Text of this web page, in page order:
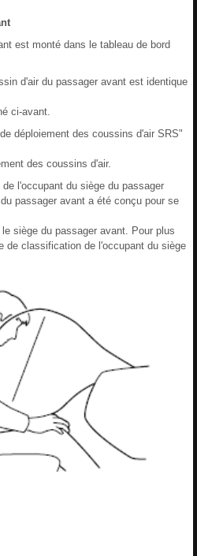
est monté dans le tableau de bord
d'air du passager avant est identique
ci-avant.
déploiement des coussins d'air SRS"
des coussins d'air.
l'occupant du siège du passager
passager avant a été conçu pour se
siège du passager avant. Pour plus
de classification de l'occupant du siège